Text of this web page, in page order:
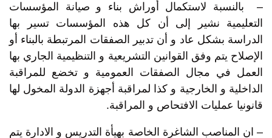
– بالنسبة لاستكمال أوراش بناء و صيانة المؤسسات
التعليمية نشير إلى أن كل هذه المؤسسات تسير بها
الدراسة بشكل عاد و أن تدبير الصفقات المرتبطة بالبناء أو
الإصلاح يتم وفق القوانين التشريعية و التنظيمية الجاري بها
العمل في مجال الصفقات العمومية و تخضع للمراقبة
الداخلية و الخارجية و كذا لمراقبة أجهزة الدولة المخول لها
قانونيا عمليات الافتحاص و المراقبة.
– ان المناصب الشاغرة الخاصة بهيأة التدريس و الادارة يتم